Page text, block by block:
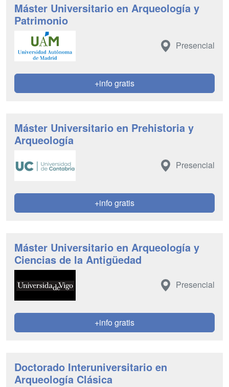
Máster Universitario en Arqueología y
Patrimonio
Presencial
+info gratis
Máster Universitario en Prehistoria y
Arqueología
Presencial
+info gratis
Máster Universitario en Arqueología y
Ciencias de la Antigüedad
Presencial
+info gratis
Doctorado Interuniversitario en
Arqueología Clásica